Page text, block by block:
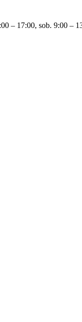
– 17:00, sob. 9:00 –